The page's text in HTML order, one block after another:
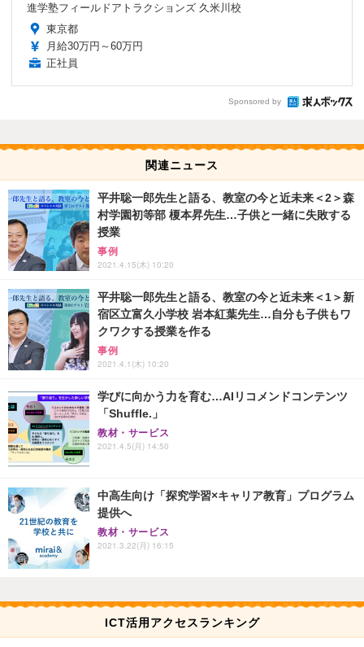
進学塾フィールドアトラクションズ 久米川校
東京都
月給30万円～60万円
正社員
Sponsored by
関連ニュース
平井聡一郎先生と語る、教室の今と近未来＜2＞森
村学園初等部 榎本昇先生…子供と一緒に失敗する
授業
事例
2021.4.15(木) 10:20
平井聡一郎先生と語る、教室の今と近未来＜1＞新
宿区立富久小学校 岩本紅葉先生…自分も子供もワ
クワクする授業を作る
事例
2021.4.1(木) 10:20
学びに向かう力を育む…AIリコメンドコンテンツ
「Shuffle.」
教材・サービス
2021.4.5(月) 14:50
中高生向け「探究学習×キャリア教育」プログラム
提供へ
教材・サービス
2021.3.22(月) 16:15
ICT活用アクセスランキング